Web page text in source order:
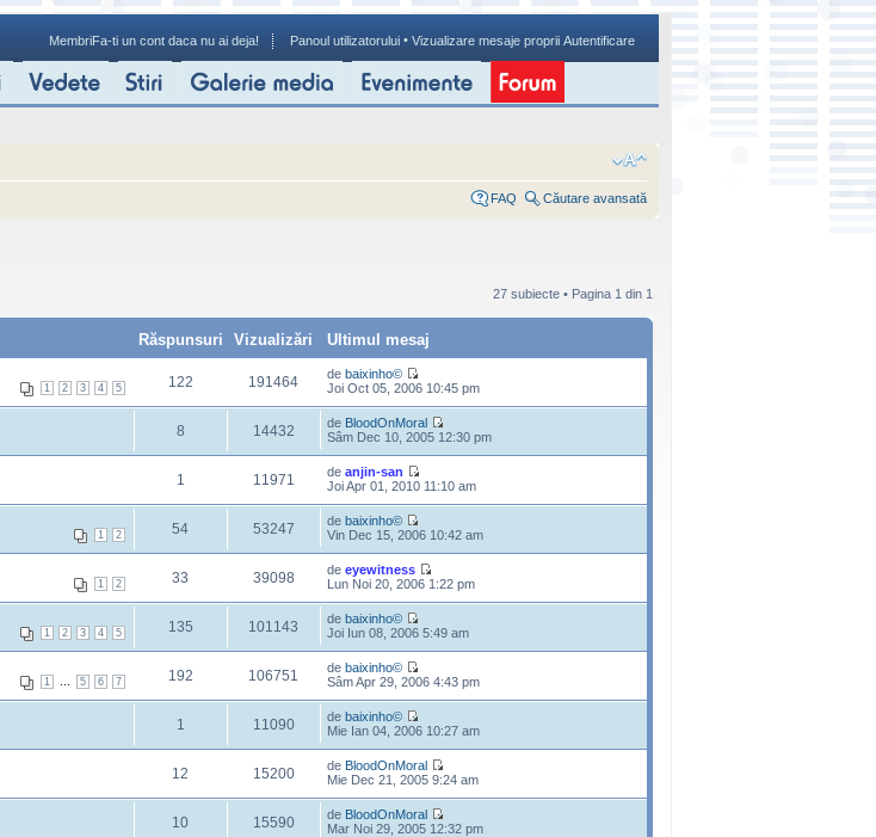
MembriFa-ti un cont daca nu ai deja! Panoul utilizatorului • Vizualizare mesaje proprii Autentificare
FAQ Căutare avansată
27 subiecte • Pagina 1 din 1
Răspunsuri Vizualizări
Ultimul mesaj
1 2 3 4 5 122 191464 de baixinho©
Joi Oct 05, 2006 10:45 pm
8 14432 de BloodOnMoral
Sâm Dec 10, 2005 12:30 pm
1 11971 de anjin-san
Joi Apr 01, 2010 11:10 am
1 2 54 53247 de baixinho©
Vin Dec 15, 2006 10:42 am
1 2 33 39098 de eyewitness
Lun Noi 20, 2006 1:22 pm
1 2 3 4 5 135 101143 de baixinho©
Joi Iun 08, 2006 5:49 am
1 5 6 7 192 106751 de baixinho©
Sâm Apr 29, 2006 4:43 pm
1 11090 de baixinho©
Mie Ian 04, 2006 10:27 am
12 15200 de BloodOnMoral
Mie Dec 21, 2005 9:24 am
10 15590 de BloodOnMoral
Mar Noi 29, 2005 12:32 pm